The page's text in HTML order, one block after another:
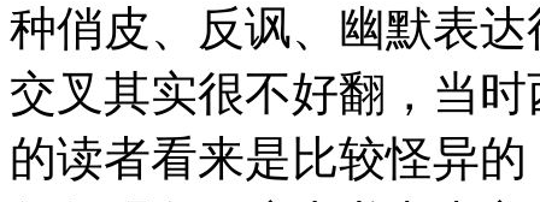
种俏皮、反讽、幽默表
交叉其实很不好翻，当
的读者看来是比较怪异